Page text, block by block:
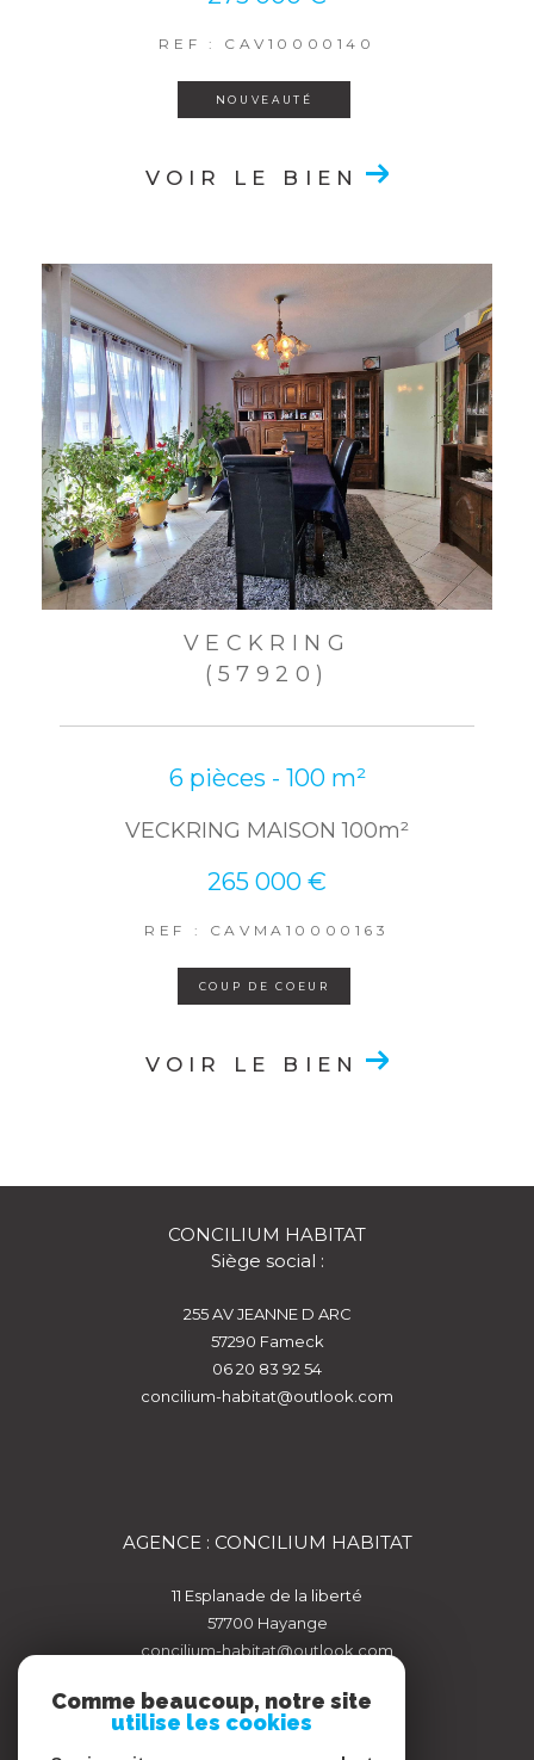
REF : CAV10000140
NOUVEAUTÉ
VOIR LE BIEN
VECKRING
(57920)
6 pièces - 100 m²
VECKRING MAISON 100m²
265 000 €
REF : CAVMA10000163
COUP DE COEUR
VOIR LE BIEN
CONCILIUM HABITAT
Siège social :
255 AV JEANNE D ARC
57290
fameck
06 20 83 92 54
concilium-habitat@outlook.com
AGENCE : CONCILIUM HABITAT
11 Esplanade de la liberté
57700
hayange
concilium-habitat@outlook.com
Comme beaucoup, notre site
utilise les cookies